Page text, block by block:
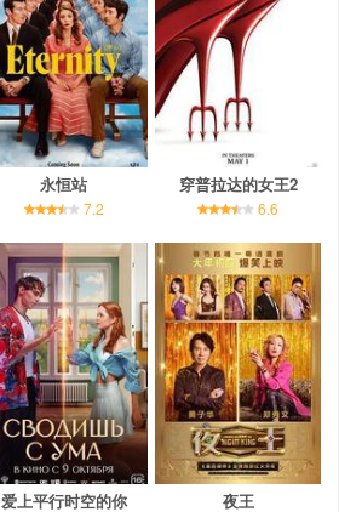
永恒站
7.2
穿普拉达的女王2
6.6
爱上平行时空的你 夜王